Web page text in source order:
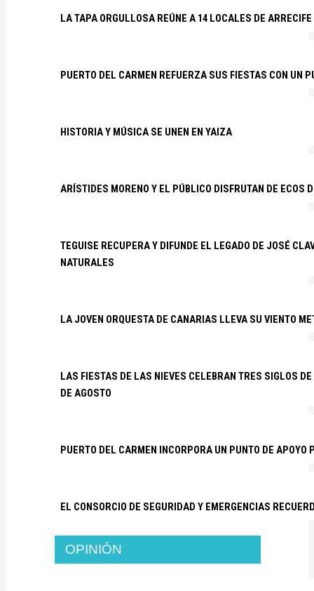
LA TAPA ORGULLOSA REÚNE A 14 LOCALES DE ARRECIFE
PUERTO DEL CARMEN REFUERZA SUS FIESTAS CON UN
HISTORIA Y MÚSICA SE UNEN EN YAIZA
ARÍSTIDES MORENO Y EL PÚBLICO DISFRUTAN DE ECOS
TEGUISE RECUPERA Y DIFUNDE EL LEGADO DE JOSÉ
NATURALES
LA JOVEN ORQUESTA DE CANARIAS LLEVA SU VIENTO
LAS FIESTAS DE LAS NIEVES CELEBRAN TRES SIGLOS
DE AGOSTO
PUERTO DEL CARMEN INCORPORA UN PUNTO DE
EL CONSORCIO DE SEGURIDAD Y EMERGENCIAS
OPINIÓN